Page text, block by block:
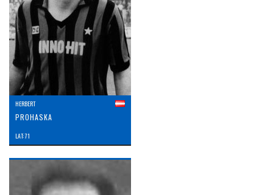
HERBERT
PROHASKA
LAT: 71